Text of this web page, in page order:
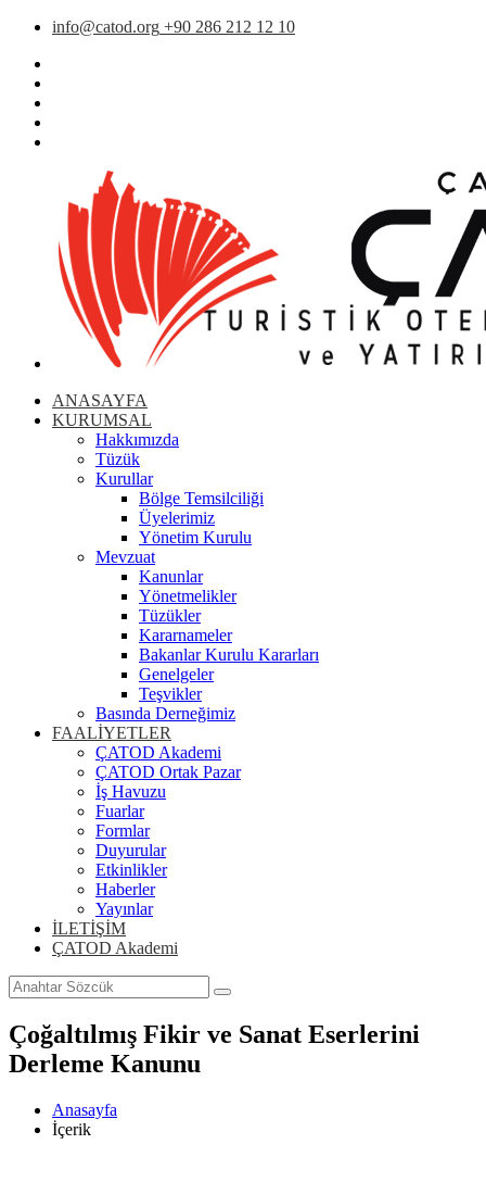
info@catod.org +90 286 212 12 10
ANASAYFA
KURUMSAL
Hakkımızda
Tüzük
Kurullar
Bölge Temsilciliği
Üyelerimiz
Yönetim Kurulu
Mevzuat
Kanunlar
Yönetmelikler
Tüzükler
Kararnameler
Bakanlar Kurulu Kararları
Genelgeler
Teşvikler
Basında Derneğimiz
FAALİYETLER
ÇATOD Akademi
ÇATOD Ortak Pazar
İş Havuzu
Fuarlar
Formlar
Duyurular
Etkinlikler
Haberler
Yayınlar
İLETİŞİM
ÇATOD Akademi
Çoğaltılmış Fikir ve Sanat Eserlerini
Derleme Kanunu
Anasayfa
İçerik